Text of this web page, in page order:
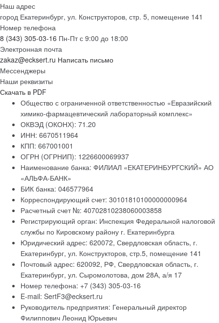
Наш адрес
город Екатеринбург, ул. Конструкторов, стр. 5, помещение 141
Номер телефона
8 (343) 305-03-16 Пн-Пт с 9:00 до 18:00
Электронная почта
zakaz@ecksert.ru Написать письмо
Мессенджеры
Наши реквизиты
Скачать в PDF
Общество с ограниченной ответственностью «Евразийский
химико-фармацевтический лабораторный комплекс»
ОКВЭД (ОКОНХ): 71.20
ИНН: 6670511964
КПП: 667001001
ОГРН (ОГРНИП): 1226600069937
Наименование банка: ФИЛИАЛ «ЕКАТЕРИНБУРГСКИЙ» АО
«АЛЬФА-БАНК»
БИК банка: 046577964
Корреспондирующий счет: 30101810100000000964
Расчетный счет №: 40702810238060003858
Регистрирующий орган: Инспекция Федеральной налоговой
службы по Кировскому району г. Екатеринбурга
Юридический адрес: 620072, Свердловская область, г.
Екатеринбург, ул. Конструкторов, стр.5, помещение 141
Почтовый адрес: 620092, РФ, Свердловская область, г.
Екатеринбург, ул. Сыромолотова, дом 28А, а/я 17
Номер телефона: +7 (343) 305-03-16
E-mail: SertF3@ecksert.ru
Руководитель предприятия: Генеральный директор
Филиппович Леонид Юрьевич